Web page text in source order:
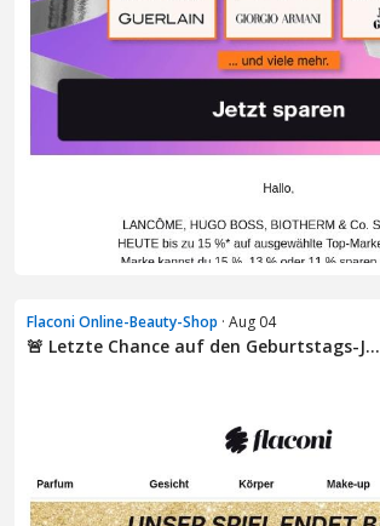
Flaconi Online-Beauty-Shop · Aug 04
🚨 Letzte Chance auf den Geburtstags-J...